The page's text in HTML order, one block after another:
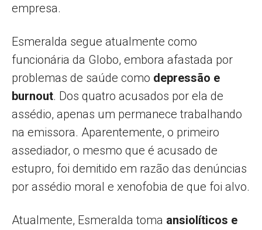
empresa.
Esmeralda segue atualmente como
funcionária da Globo, embora afastada por
problemas de saúde como depressão e
burnout. Dos quatro acusados por ela de
assédio, apenas um permanece trabalhando
na emissora. Aparentemente, o primeiro
assediador, o mesmo que é acusado de
estupro, foi demitido em razão das denúncias
por assédio moral e xenofobia de que foi alvo.
Atualmente, Esmeralda toma ansiolíticos e